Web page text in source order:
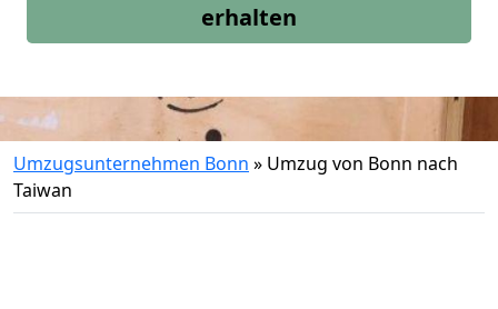
erhalten
Umzugsunternehmen Bonn » Umzug von Bonn nach
Taiwan